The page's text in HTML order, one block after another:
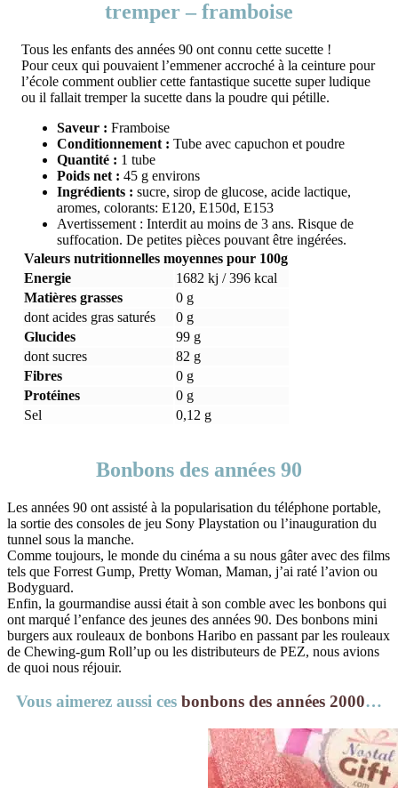
tremper – framboise
Tous les enfants des années 90 ont connu cette sucette !
Pour ceux qui pouvaient l’emmener accroché à la ceinture pour
l’école comment oublier cette fantastique sucette super ludique
ou il fallait tremper la sucette dans la poudre qui pétille.
Saveur : Framboise
Conditionnement : Tube avec capuchon et poudre
Quantité : 1 tube
Poids net : 45 g environs
Ingrédients : sucre, sirop de glucose, acide lactique,
aromes, colorants: E120, E150d, E153
Avertissement : Interdit au moins de 3 ans. Risque de
suffocation. De petites pièces pouvant être ingérées.
Valeurs nutritionnelles moyennes pour 100g
Energie
1682 kj / 396 kcal
Matières grasses
0 g
dont acides gras saturés
0 g
Glucides
99 g
dont sucres
82 g
Fibres
0 g
Protéines
0 g
Sel
0,12 g
Bonbons des années 90
Les années 90 ont assisté à la popularisation du téléphone portable,
la sortie des consoles de jeu Sony Playstation ou l’inauguration du
tunnel sous la manche.
Comme toujours, le monde du cinéma a su nous gâter avec des films
tels que Forrest Gump, Pretty Woman, Maman, j’ai raté l’avion ou
Bodyguard.
Enfin, la gourmandise aussi était à son comble avec les bonbons qui
ont marqué l’enfance des jeunes des années 90. Des bonbons mini
burgers aux rouleaux de bonbons Haribo en passant par les rouleaux
de Chewing-gum Roll’up ou les distributeurs de PEZ, nous avions
de quoi nous réjouir.
Vous aimerez aussi ces bonbons des années 2000…